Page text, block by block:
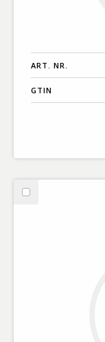
ART. NR.
GTIN
Välj